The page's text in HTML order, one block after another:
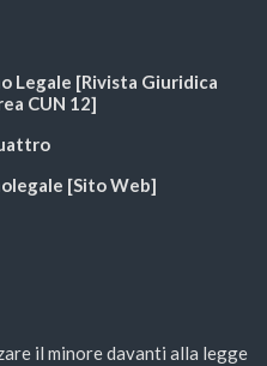
Legale [Rivista Giuridica
CUN 12]
[Sito Web]
il minore davanti alla legge